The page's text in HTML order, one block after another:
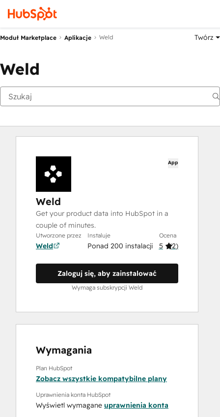
Moduł Marketplace Aplikacje Weld Twórz
Weld
App
Weld
Get your product data into HubSpot in a
couple of minutes.
Utworzone przez
Weld
Instaluje
Ponad 200 instalacji
Ocena
5 (2)
Zaloguj się, aby zainstalować
Wymaga subskrypcji Weld
Wymagania
Plan HubSpot
Zobacz wszystkie kompatybilne plany
Uprawnienia konta HubSpot
Wyświetl wymagane uprawnienia konta